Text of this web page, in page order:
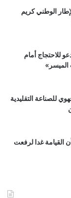
الوطني كريم
للاحتجاج أمام
الميسر»
للصناعة التقليدية
القيامة غدا لرفعت